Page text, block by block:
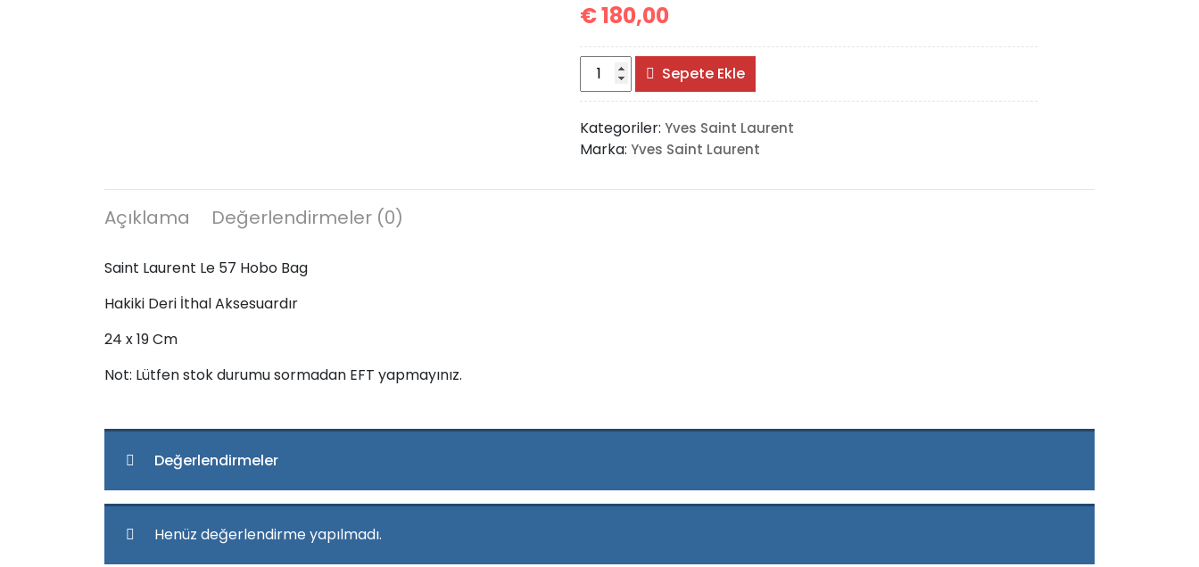
€180,00
Saint
Laurent
Le
57
Hobo
adet
Sepete Ekle
Kategoriler: Yves Saint Laurent
Marka: Yves Saint Laurent
Açıklama Değerlendirmeler (0)
Saint Laurent Le 57 Hobo Bag
Hakiki Deri İthal Aksesuardır
24 x 19 Cm
Not: Lütfen stok durumu sormadan EFT yapmayınız.
Değerlendirmeler
Henüz değerlendirme yapılmadı.